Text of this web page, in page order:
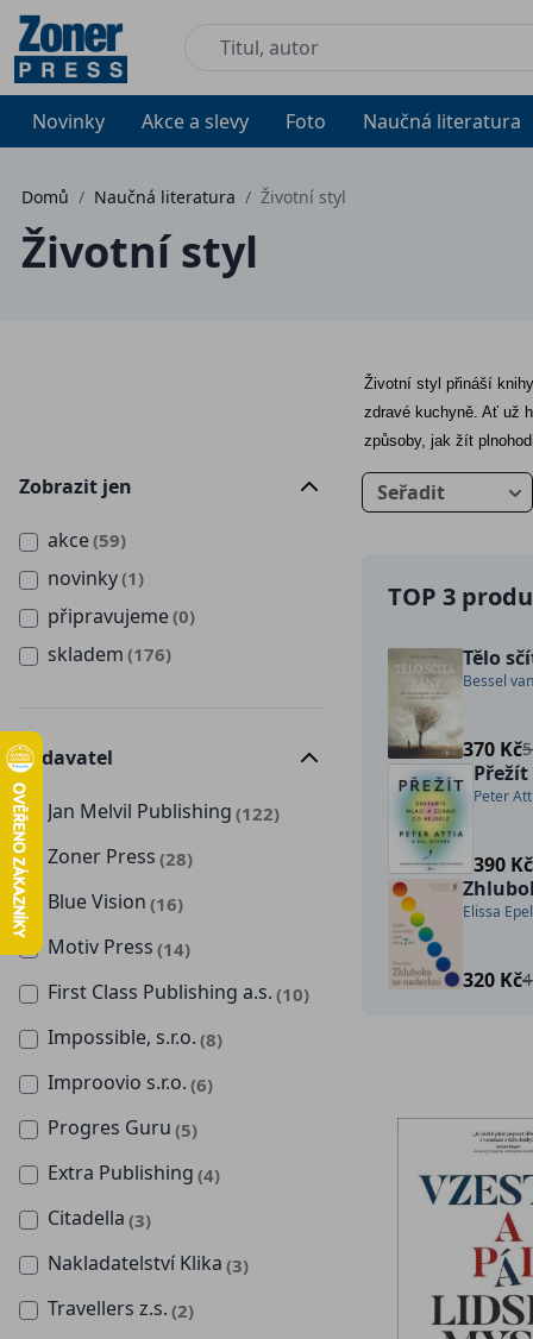
Novinky Akce a slevy Foto Naučná literatura
Domů / Naučná literatura / Životní styl
Životní styl
Životní styl přináší
zdravé kuchyně. Ať už
způsoby, jak žít
Zobrazit jen
akce(59)
novinky(1)
připravujeme(0)
skladem (176)
Vydavatel
Jan Melvil Publishing (122)
Zoner Press (28)
Blue Vision (16)
Motiv Press (14)
First Class Publishing a.s. (10)
Impossible, s.r.o. (8)
Improovio s.r.o. (6)
Progres Guru (5)
Extra Publishing (4)
Citadella (3)
Nakladatelství Klika (3)
Travellers z.s. (2)
Seřadit
TOP 3
Tělo
Bessel
370 Kč
Přežít
Peter
390 Kč
Elissa Epel
320 Kč